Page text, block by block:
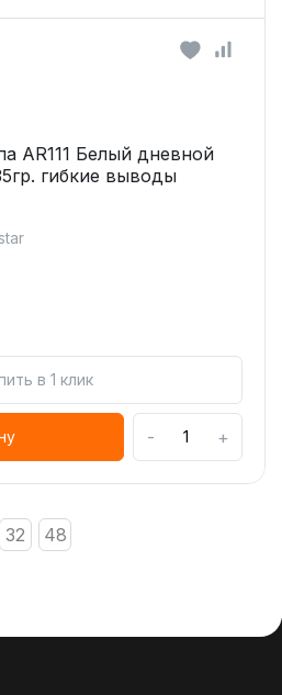
AR111 Белый дневной
гибкие выводы
в 1 клик
- +
32 48